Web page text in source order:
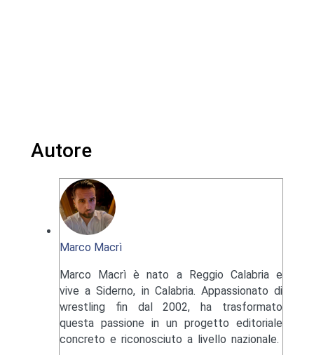
Autore
Marco Macrì
Marco Macrì è nato a Reggio Calabria e
vive a Siderno, in Calabria. Appassionato di
wrestling fin dal 2002, ha trasformato
questa passione in un progetto editoriale
concreto e riconosciuto a livello nazionale.